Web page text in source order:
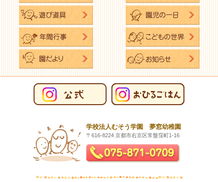
学校法人むそう学園 夢窓幼稚園
〒616-8224 京都市右京区常盤窪町1-16